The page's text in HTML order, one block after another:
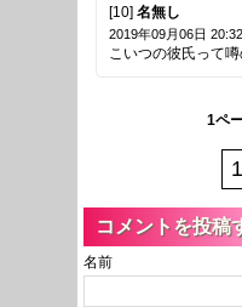
[10] 名無し
2019年09月06日
こいつの彼氏って
1ペ
1
コメントを投稿
名前